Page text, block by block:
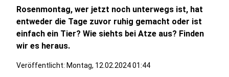
Rosenmontag, wer jetzt noch unterwegs ist, hat
entweder die Tage zuvor ruhig gemacht oder ist
einfach ein Tier? Wie siehts bei Atze aus? Finden
wir es heraus.
Veröffentlicht: Montag, 12.02.2024 01:44